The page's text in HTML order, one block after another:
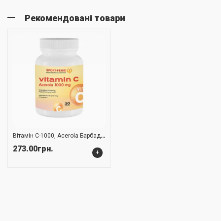
Рекомендовані товари
Вітамін C-1000, Acerola Барбадоська вишня, TM SPORT-FENIX, 30 таблеток
273.00грн. +